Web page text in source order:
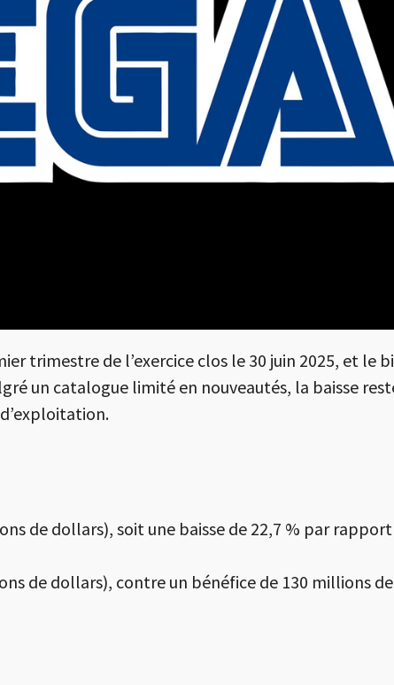
trimestre de l’exercice clos le 30 juin 2025, et le
un catalogue limité en nouveautés, la baisse
de dollars), soit une baisse de 22,7 % par rapport
de dollars), contre un bénéfice de 130 millions